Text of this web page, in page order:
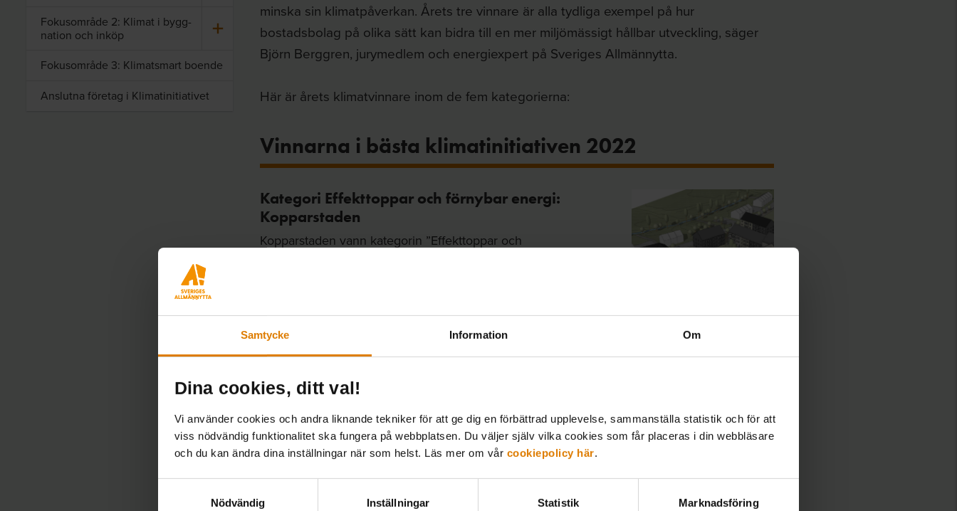
Samtycke Information Om
Dina cookies, ditt val!
Vi använder cookies och andra liknande tekniker för att ge dig en förbättrad upplevelse, sammanställa statistik och för att
viss nödvändig funktionalitet ska fungera på webbplatsen. Du väljer själv vilka cookies som får placeras i din webbläsare
och du kan ändra dina inställningar när som helst. Läs mer om vår cookiepolicy här.
Nödvändig
Inställningar Statistik Marknadsföring
Fo­kus­om­rå­de 2: Kli­mat i bygg­
na­tion och inköp
Fokusområde 3: Klimatsmart boende
Anslutna företag i Klimatinitiativet
minska sin klimatpåverkan. Årets tre vinnare är alla tydliga exempel på hur
bostadsbolag på olika sätt kan bidra till en mer miljömässigt hållbar utveckling, säger
Björn Berggren, jurymedlem och energiexpert på Sveriges Allmännytta.
Här är årets klimatvinnare inom de fem kategorierna:
Vinnarna i bästa klimatinitiativen 2022
Kategori Effekttoppar och förnybar energi:
Kopparstaden
Kopparstaden vann kategorin ”Effekttoppar och
inom Sverige. Projektet har tydligt, genom mätning,
kunnat visa på stor energibesparing vilket är en viktig
förutsättning för att nå Klimatinitiativets mål om 30%
lägre energianvändning.
Läs mer
Kategori Klimatkrav på levantörer:
Skelleftebostäder
Skelleftebostäder vann kategorin ”Klimatkrav på